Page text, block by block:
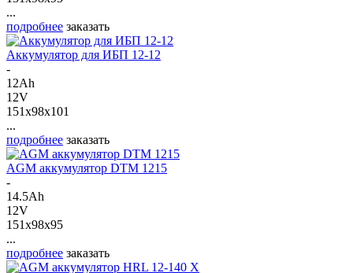
...
подробнее заказать
Аккумулятор для ИБП 12-12
-
12Ah
12V
151x98x101
...
подробнее заказать
AGM аккумулятор DTM 1215
-
14.5Ah
12V
151x98x95
...
подробнее заказать